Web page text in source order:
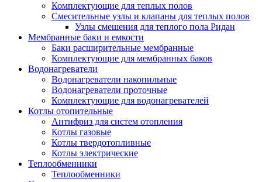
Комплектующие для теплых полов
Смесительные узлы и клапаны для теплых полов
Узлы смешения для теплого пола Ридан
Мембранные баки и емкости
Баки расширительные мембранные
Комплектующие для мембранных баков
Водонагреватели
Водонагреватели накопильные
Водонагреватели проточные
Комплектующие для водонагревателей
Котлы отопительные
Антифриз для систем отопления
Котлы газовые
Котлы твердотопливные
Котлы электрические
Теплообменники
Теплообменники